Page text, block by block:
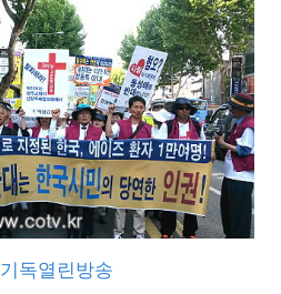
기독열린방송